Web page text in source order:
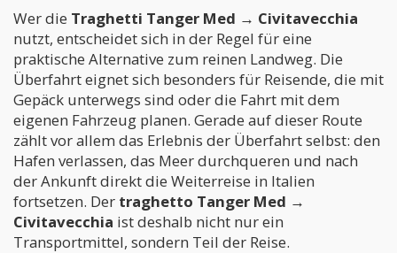
Wer die Traghetti Tanger Med → Civitavecchia
nutzt, entscheidet sich in der Regel für eine
praktische Alternative zum reinen Landweg. Die
Überfahrt eignet sich besonders für Reisende, die mit
Gepäck unterwegs sind oder die Fahrt mit dem
eigenen Fahrzeug planen. Gerade auf dieser Route
zählt vor allem das Erlebnis der Überfahrt selbst: den
Hafen verlassen, das Meer durchqueren und nach
der Ankunft direkt die Weiterreise in Italien
fortsetzen. Der traghetto Tanger Med →
Civitavecchia ist deshalb nicht nur ein
Transportmittel, sondern Teil der Reise.